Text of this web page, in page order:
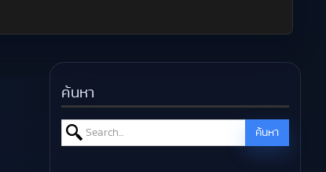
ค้นหา
Search for: ค้นหา